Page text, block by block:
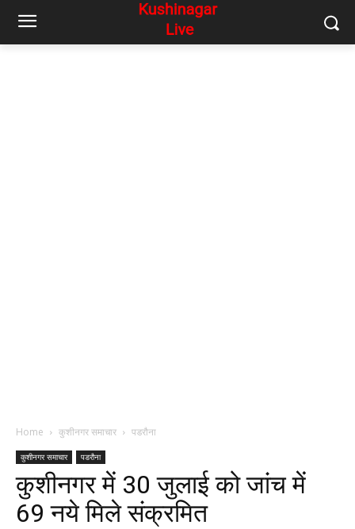
Home कुशीनगर समाचार पडरौना
कुशीनगर समाचार पडरौना
कुशीनगर में 30 जुलाई को जांच में
69 नये मिले संक्रमित